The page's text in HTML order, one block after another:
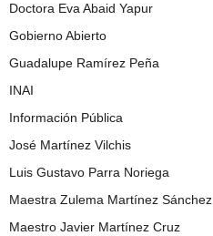
Doctora Eva Abaid Yapur
Gobierno Abierto
Guadalupe Ramírez Peña
INAI
Información Pública
José Martínez Vilchis
Luis Gustavo Parra Noriega
Maestra Zulema Martínez Sánchez
Maestro Javier Martínez Cruz